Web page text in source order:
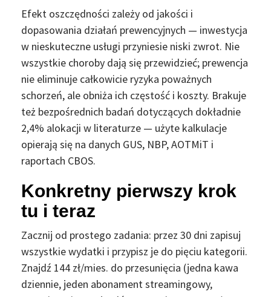
Efekt oszczędności zależy od jakości i
dopasowania działań prewencyjnych — inwestycja
w nieskuteczne usługi przyniesie niski zwrot. Nie
wszystkie choroby dają się przewidzieć; prewencja
nie eliminuje całkowicie ryzyka poważnych
schorzeń, ale obniża ich częstość i koszty. Brakuje
też bezpośrednich badań dotyczących dokładnie
2,4% alokacji w literaturze — użyte kalkulacje
opierają się na danych GUS, NBP, AOTMiT i
raportach CBOS.
Konkretny pierwszy krok
tu i teraz
Zacznij od prostego zadania: przez 30 dni zapisuj
wszystkie wydatki i przypisz je do pięciu kategorii.
Znajdź 144 zł/mies. do przesunięcia (jedna kawa
dziennie, jeden abonament streamingowy,